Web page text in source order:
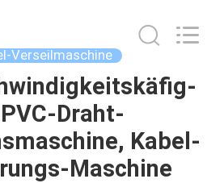
Verseilmaschine
Draht-
Kabel-
Maschine